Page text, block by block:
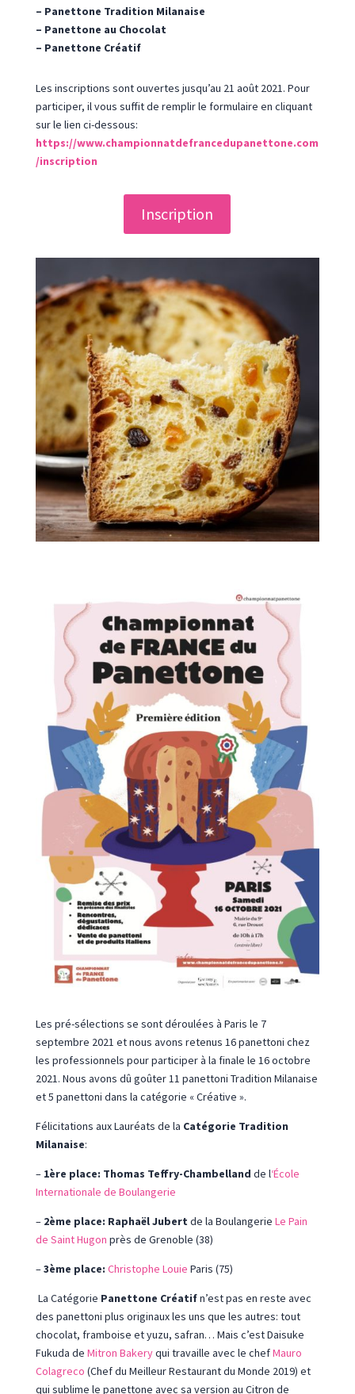
– Panettone Tradition Milanaise
– Panettone au Chocolat
– Panettone Créatif
Les inscriptions sont ouvertes jusqu’au 21 août 2021. Pour
participer, il vous suffit de remplir le formulaire en cliquant
sur le lien ci-dessous:
https://www.championnatdefrancedupanettone.com
/inscription
Inscription
Les pré-sélections se sont déroulées à Paris le 7
septembre 2021 et nous avons retenus 16 panettoni chez
les professionnels pour participer à la finale le 16 octobre
2021. Nous avons dû goûter 11 panettoni Tradition Milanaise
et 5 panettoni dans la catégorie « Créative ».
Félicitations aux Lauréats de la Catégorie Tradition
Milanaise:
– 1ère place: Thomas Teffry-Chambelland de l‘École
Internationale de Boulangerie
– 2ème place: Raphaël Jubert de la Boulangerie Le Pain
de Saint Hugon près de Grenoble (38)
–3ème place: Christophe Louie Paris (75)
La Catégorie Panettone Créatifn’est pas en reste avec
des panettoni plus originaux les uns que les autres: tout
chocolat, framboise et yuzu, safran… Mais c’estDaisuke
Fukuda de Mitron Bakeryqui travaille avec le chefMauro
Colagreco (Chef du Meilleur Restaurant du Monde 2019) et
qui sublime le panettone avec sa version au Citron de